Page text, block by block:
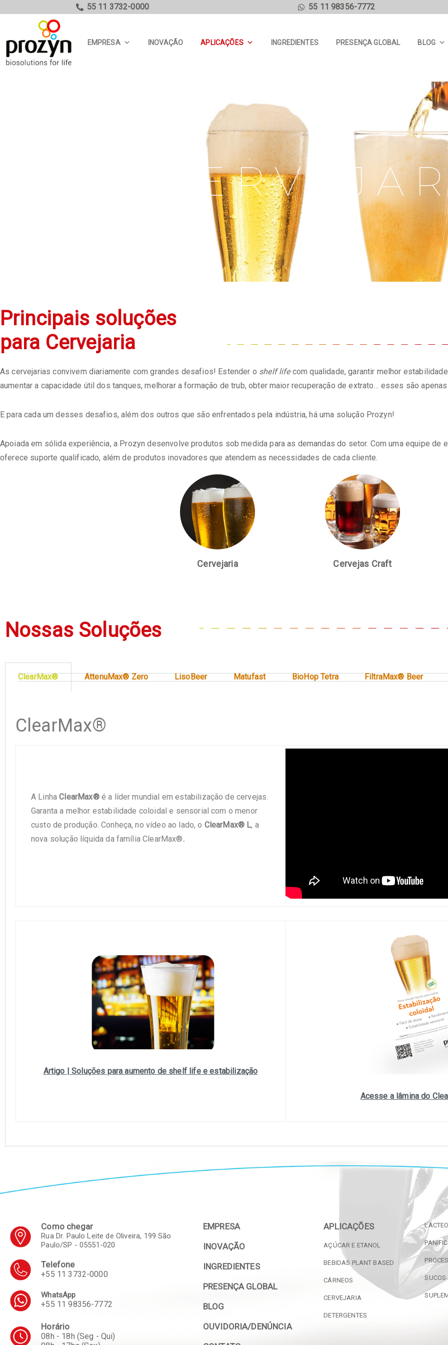
55 11 3732-0000 55 11 98356-7772
EMPRESA INOVAÇÃO APLICAÇÕES INGREDIENTES PRESENÇA GLOBAL BLOG
Principais soluções
para Cervejaria
As cervejarias convivem diariamente com grandes desafios! Estender o shelf lifecom qualidade, garantir melhor
aumentar a capacidade útil dos tanques, melhorar a formação de trub, obter maior recuperação de extrato… esses são
E para cada um desses desafios, além dos outros que são enfrentados pela indústria, há uma solução Prozyn!
Apoiada em sólida experiência, a Prozyn desenvolve produtos sob medida para as demandas do setor. Com uma equipe de
oferece suporte qualificado, além de produtos inovadores que atendem as necessidades de cada cliente.
Cervejaria Cervejas Craft
Nossas Soluções
ClearMax® AttenuMax® Zero LisoBeer Matufast BioHop Tetra FiltraMax® Beer
ClearMax®
A Linha ClearMax®é a líder mundial em estabilização de cervejas.
Garanta a melhor estabilidade coloidal e sensorial com o menor
custo de produção. Conheça, no vídeo ao lado, o ClearMax® L, a
nova solução líquida da família ClearMax®.
Artigo | Soluções para aumento de shelf life e estabilização
Acesse a lâmina do
Como chegar
Rua Dr. Paulo Leite de Oliveira, 199 São
Paulo/SP - 05551-020
Telefone
+55 11 3732-0000
WhatsApp
+55 11 98356-7772
Horário
08h - 18h (Seg - Qui)
EMPRESA
INOVAÇÃO
INGREDIENTES
PRESENÇA GLOBAL
BLOG
OUVIDORIA/DENÚNCIA
APLICAÇÕES
AÇÚCAR E ETANOL
BEBIDAS PLANT BASED
CÁRNEOS
CERVEJARIA
DETERGENTES
SUCOS